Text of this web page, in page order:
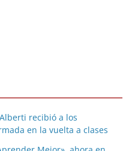
recibió a los
en la vuelta a clases